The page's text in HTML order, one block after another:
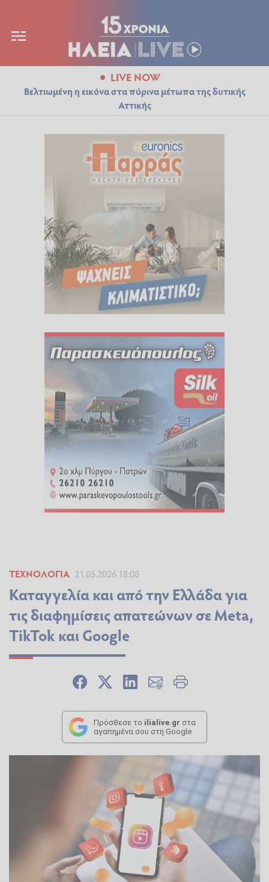
LIVE NOW
Βελτιωμένη η εικόνα στα πύρινα μέτωπα της δυτικής
Αττικής
ΤΕΧΝΟΛΟΓΊΑ 21.05.2026 18:08
Καταγγελία και από την Ελλάδα για
τις διαφημίσεις απατεώνων σε Meta,
TikTok και Google
Πρόσθεσε το ilialive.gr στα
αγαπημένα σου στη Google